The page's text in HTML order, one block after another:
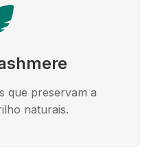
que preservam a
naturais.